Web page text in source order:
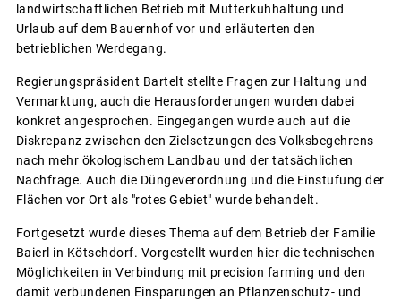
landwirtschaftlichen Betrieb mit Mutterkuhhaltung und
Urlaub auf dem Bauernhof vor und erläuterten den
betrieblichen Werdegang.
Regierungspräsident Bartelt stellte Fragen zur Haltung und
Vermarktung, auch die Herausforderungen wurden dabei
konkret angesprochen. Eingegangen wurde auch auf die
Diskrepanz zwischen den Zielsetzungen des Volksbegehrens
nach mehr ökologischem Landbau und der tatsächlichen
Nachfrage. Auch die Düngeverordnung und die Einstufung der
Flächen vor Ort als "rotes Gebiet" wurde behandelt.
Fortgesetzt wurde dieses Thema auf dem Betrieb der Familie
Baierl in Kötschdorf. Vorgestellt wurden hier die technischen
Möglichkeiten in Verbindung mit precision farming und den
damit verbundenen Einsparungen an Pflanzenschutz- und